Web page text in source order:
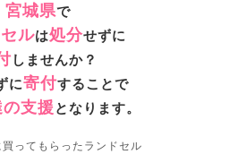
宮城県で
ルは処分せずに
しませんか？
に寄付することで
支援 となります。
ってもらったランドセル